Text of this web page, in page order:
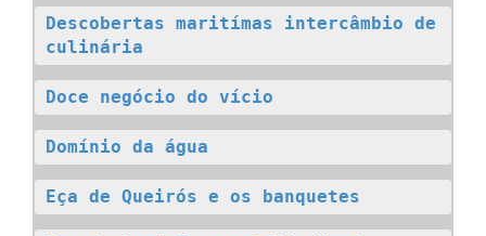
Descobertas maritímas intercâmbio de
culinária
Doce negócio do vício
Domínio da água
Eça de Queirós e os banquetes